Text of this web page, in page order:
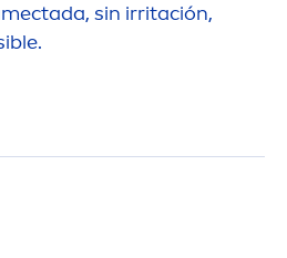
sin irritación,